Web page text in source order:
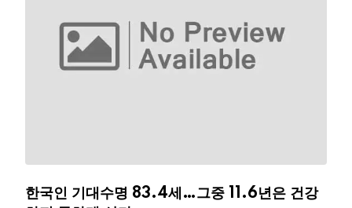
한국인 기대수명 83.4세…그중 11.6년은 건강